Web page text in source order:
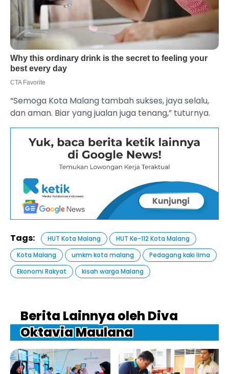
“Semoga Kota Malang tambah sukses, jaya selalu,
dan aman. Biar yang jualan juga tenang,” tuturnya.
Tags: HUT Kota Malang
HUT Ke-112 Kota Malang
Kota Malang
umkm kota malang
Pedagang kaki lima
Ekonomi Rakyat
kisah warga Malang
Berita Lainnya oleh Diva
Oktavia Maulana